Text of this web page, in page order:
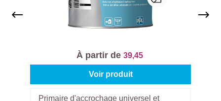
Sigma Multiprimer
À partir de 39,45
Voir produit
Primaire d'accrochage universel et